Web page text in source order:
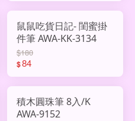
鼠鼠吃貨日記- 閨蜜掛
件筆 AWA-KK-3134
$180
$84
積木圓珠筆 8入/K
AWA-9152